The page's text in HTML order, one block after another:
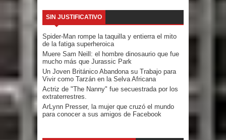
SIN JUSTIFICATIVO
Spider-Man rompe la taquilla y entierra el mito
de la fatiga superheroica
Muere Sam Neill: el hombre dinosaurio que fue
mucho más que Jurassic Park
Un Joven Británico Abandona su Trabajo para
Vivir como Tarzán en la Selva Africana
Actriz de "The Nanny" fue secuestrada por los
extraterrestres.
ArLynn Presser, la mujer que cruzó el mundo
para conocer a sus amigos de Facebook